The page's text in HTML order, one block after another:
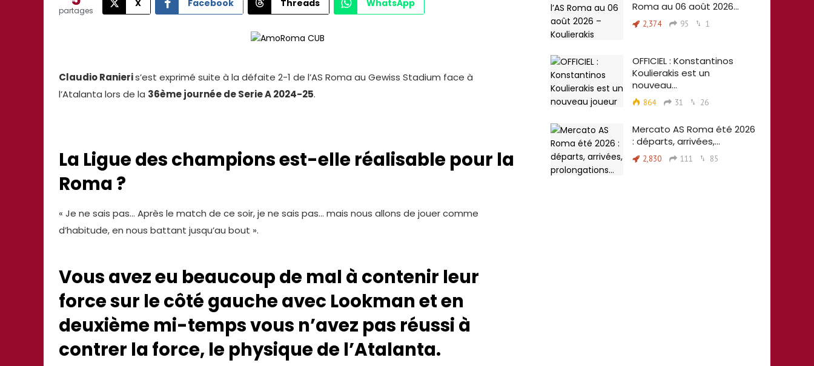
partages
X Facebook Threads WhatsApp
Claudio Ranieris’est exprimé suite à la défaite 2-1 de l’AS Roma au Gewiss Stadium face à
l’Atalanta lors de la 36ème journée de Serie A 2024-25.
La Ligue des champions est-elle réalisable pour la
Roma ?
« Je ne sais pas… Après le match de ce soir, je ne sais pas… mais nous allons de jouer comme
d’habitude, en nous battant jusqu’au bout ».
Vous avez eu beaucoup de mal à contenir leur
force sur le côté gauche avec Lookman et en
deuxième mi-temps vous n’avez pas réussi à
contrer la force, le physique de l’Atalanta.
Roma au 06 août 2026…
2,374 95 1
OFFICIEL : Konstantinos
Koulierakis est un
nouveau…
864 31 26
Mercato AS Roma été 2026
: départs, arrivées,…
2,830 111 85